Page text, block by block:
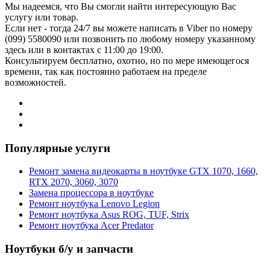
Мы надеемся, что Вы смогли найти интересующую Вас
услугу или товар.
Если нет - тогда 24/7 вы можете написать в Viber по номеру
(099) 5580090 или позвонить по любому номеру указанному
здесь или в контактах с 11:00 до 19:00.
Консультируем бесплатно, охотно, но по мере имеющегося
времени, так как постоянно работаем на пределе
возможностей.
Популярные услуги
Ремонт замена видеокарты в ноутбуке GTX 1070, 1660,
RTX 2070, 3060, 3070
Замена процессора в ноутбуке
Ремонт ноутбука Lenovo Legion
Ремонт ноутбука Asus ROG, TUF, Strix
Ремонт ноутбука Acer Predator
Ноутбуки б/у и запчасти